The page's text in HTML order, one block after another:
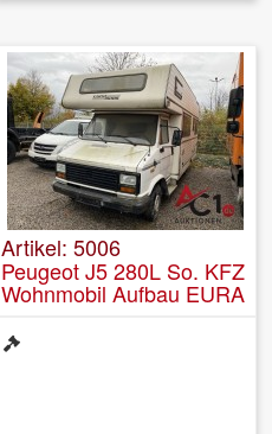
Artikel: 5006
Peugeot J5 280L So. KFZ
Wohnmobil Aufbau EURA